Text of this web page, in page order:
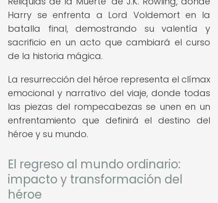
Harry se enfrenta a Lord Voldemort en la
batalla final, demostrando su valentía y
sacrificio en un acto que cambiará el curso
de la historia mágica.
La resurrección del héroe representa el clímax
emocional y narrativo del viaje, donde todas
las piezas del rompecabezas se unen en un
enfrentamiento que definirá el destino del
héroe y su mundo.
El regreso al mundo ordinario:
impacto y transformación del
héroe